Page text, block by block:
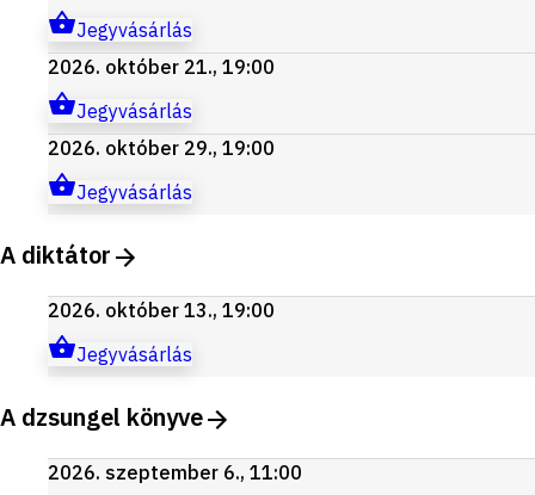
Jegyvásárlás
2026. október 21., 19:00
Jegyvásárlás
2026. október 29., 19:00
Jegyvásárlás
A diktátor
2026. október 13., 19:00
Jegyvásárlás
A dzsungel könyve
2026. szeptember 6., 11:00